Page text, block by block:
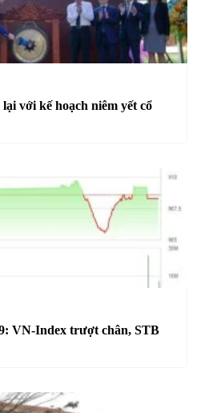
với kế hoạch niêm yết cổ
VN-Index trượt chân, STB